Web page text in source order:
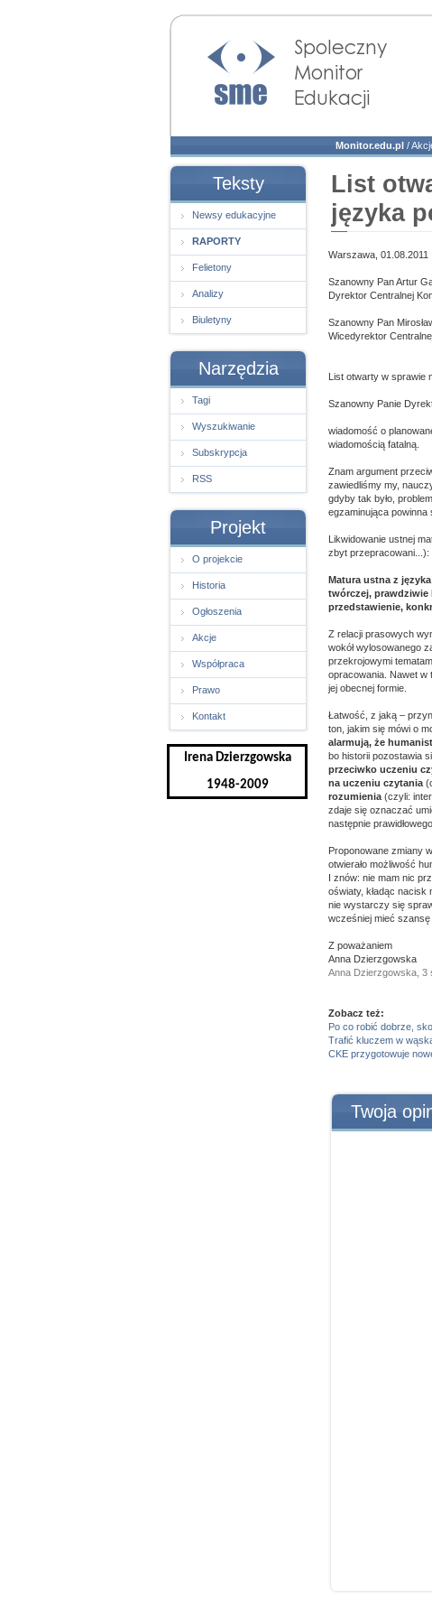
Społeczny Monitor
Edukacji
Monitor.edu.pl /
Teksty
Newsy edukacyjne
RAPORTY
Felietony
Analizy
Biuletyny
Narzędzia
Tagi
Wyszukiwanie
Subskrypcja
RSS
Projekt
O projekcie
Historia
Ogłoszenia
Akcje
Współpraca
Prawo
Kontakt
Irena Dzierzgowska
1948-2009
List
języka
Warszawa, 01.08.2011
Szanowny Pan Artur
Dyrektor Centralnej
Szanowny Pan
Wicedyrektor
List otwarty w sprawie
Szanowny Panie
wiadomość o
wiadomością fatalną.
Znam argument
zawiedliśmy my,
gdyby tak było,
egzaminująca powinna
Likwidowanie ustnej
zbyt przepracowani...):
Matura ustna z
twórczej, prawdziwie
przedstawienie,
Z relacji prasowych
wokół wylosowanego
przekrojowymi
opracowania. Nawet w
jej obecnej formie.
Łatwość, z jaką –
ton, jakim się mówi o
alarmują, że
bo historii pozostawia
przeciwko uczeniu
na uczeniu czytania
rozumienia (czyli:
zdaje się oznaczać
następnie
Proponowane zmiany
otwierało możliwość
I znów: nie mam nic
oświaty, kładąc
nie wystarczy się
wcześniej mieć
Z poważaniem
Anna Dzierzgowska
Anna Dzierzgowska, 3
Zobacz też:
Po co robić dobrze,
Trafić kluczem w
CKE przygotowuje
Twoja